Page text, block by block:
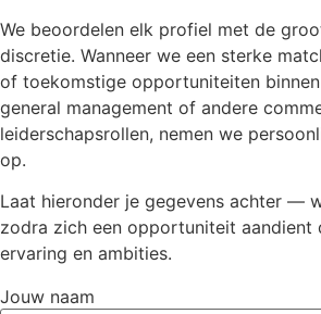
We beoordelen elk profiel met de
discretie. Wanneer we een sterke
of toekomstige opportuniteiten
general management of andere
leiderschapsrollen, nemen we
op.
Laat hieronder je gegevens achter —
zodra zich een opportuniteit aandient
ervaring en ambities.
Jouw naam